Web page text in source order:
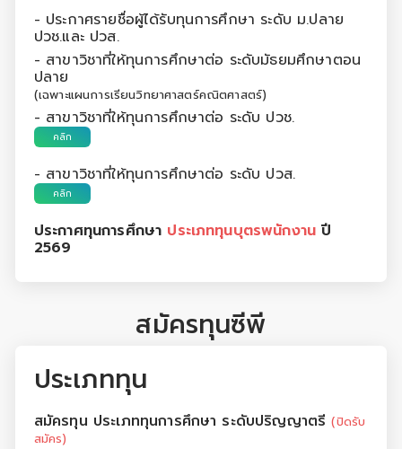
- ประกาศรายชื่อผู้ได้รับทุนการศึกษา ระดับ ม.ปลาย
ปวช.และ ปวส.
- สาขาวิชาที่ให้ทุนการศึกษาต่อ ระดับมัธยมศึกษาตอน
ปลาย
(เฉพาะแผนการเรียนวิทยาศาสตร์คณิตศาสตร์)
- สาขาวิชาที่ให้ทุนการศึกษาต่อ ระดับ ปวช.
คลิก
- สาขาวิชาที่ให้ทุนการศึกษาต่อ ระดับ ปวส.
คลิก
ประกาศทุนการศึกษา ประเภททุนบุตรพนักงานปี
2569
สมัครทุนซีพี
ประเภททุน
สมัครทุน ประเภททุนการศึกษา ระดับปริญญาตรี(ปิดรับ
สมัคร)